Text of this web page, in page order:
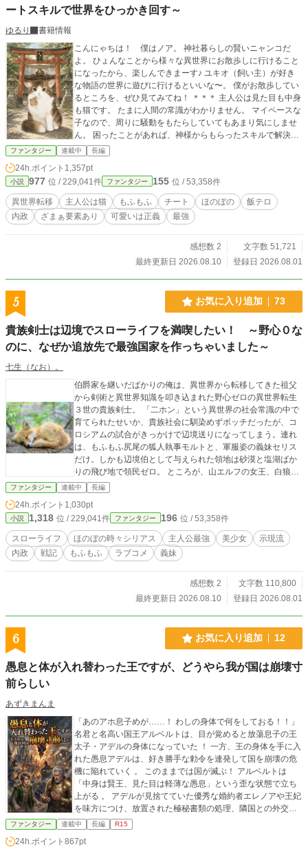
ートスキルで世界をひっかき回す～
ゆるり
書籍情報
こんにゃちは！ 僕はノア。 神社暮らしの賢いニャンコだ
よ。 ひょんなことから様々な異世界にお散歩しに行けること
になったから、楽しんできまーす♪ ユキオ（飼い主）が好き
な物語の世界に遊びに行けるといいな〜。 僕がお散歩してい
るところを、ぜひ見てみてね！ ＊＊＊ 主人公は見た目も中身
も猫です。 たまに人間の常識がわかりません。 マイペースな
子なので、周りに騒動をもたらしていてもあまり気にしませ
ん。 困ったことがあれば、神様からもらったスキルで解決さ
せればいいやー、の精神です。 持ち前の愛嬌で、どの世界で
も可愛がられる……はず！ カクヨム様にて先行公開しており
ます。
ファンタジー 連載中 長編
24h.ポイント 1,357pt
小説 977 位 / 229,041件 ファンタジー 155 位 / 53,358件
異世界転移 主人公は猫 もふもふ チート ほのぼの
飯テロ
内政
ざまぁ要素あり 可愛いは正義 最強
感想数 2
文字数 51,721
最終更新日 2026.08.10
登録日 2026.08.01
5 お気に入り追加 73
貴族剣士は辺境でスローライフを満喫したい！ ～野心０な
のに、なぜか追放先で最強国家を作っちゃいました～
七生（なお）。
伯爵家を継いだばかりの俺は、異世界から転移してきた祖父
から剣術と異世界知識を叩き込まれた野心ゼロの異世界転生
３世の貴族剣士。 「二ホン」という異世界の社会常識の中で
育てられたせいか、貴族社会に馴染めずボッチだったが、コ
ロシアムの試合がきっかけで辺境送りになってしまう。連れ
は、もふもふ尻尾の狐人執事モルトと、軍服姿の義妹セリス
だけ。しかも辺境伯として与えられた領地は砂漠と塩湖ばか
りの飛び地で領民ゼロ。 ところが、山エルフの女王、白狼族
の幼馴染、そして王都から追いかけてきた公爵令嬢まで加わ
って、辺境の領地はみるみる発展をとげることに。そして、
いつの間にか最強国家の王へ。
ファンタジー 連載中 長編
24h.ポイント 1,030pt
小説 1,318 位 / 229,041件 ファンタジー 196 位 / 53,358件
スローライフ ほのぼの時々シリアス 主人公最強 美少女
示現流
内政
戦記 もふもふ ラブコメ 義妹
感想数 2
文字数 110,800
最終更新日 2026.08.10
登録日 2026.08.01
6 お気に入り追加 12
愚息と体が入れ替わった王ですが、どうやら我が国は崩壊寸
前らしい
あずきまんま
「あのアホ息子めが……！ わしの身体で何をしておる！！」
名君と名高い国王アルベルトは、目が覚めると放蕩息子の王
太子・アデルの身体になっていた ！ 一方、王の身体を手に入
れた愚息アデルは、好き勝手な勅令を連発して国を崩壊の危
機に陥れていく 。 このままでは国が滅ぶ！ アルベルトは
「中身は賢王、見た目は軽薄な愚息」という歪な状態で立ち
上がる 。 アデルが見捨てていた優秀な婚約者エレノアや王妃
を味方につけ、放置された極秘書類の処理、隣国との外交問
題、暗躍する第二王子の陰謀に挑むアルベルト 。 暴走する
『自分の身体』を止め、元の姿に戻ることはできるのか！？
ファンタジー 連載中 長編 R15
24h.ポイント 867pt